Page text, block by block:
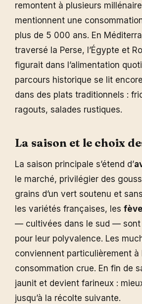
remontent à plusieurs
mentionnent une
plus de 5 000 ans. En
traversé la Perse, l’Égypte et
figurait dans l’alimentation
parcours historique se lit
dans des plats traditionnels :
ragouts, salades rustiques.
La saison et le choix
La saison principale s’étend d’
le marché, privilégier des
grains d’un vert soutenu et
les variétés françaises, les
— cultivées dans le sud — sont
pour leur polyvalence. Les
conviennent particulièrement à
consommation crue. En fin de
jaunit et devient farineux :
jusqu’à la récolte suivante.